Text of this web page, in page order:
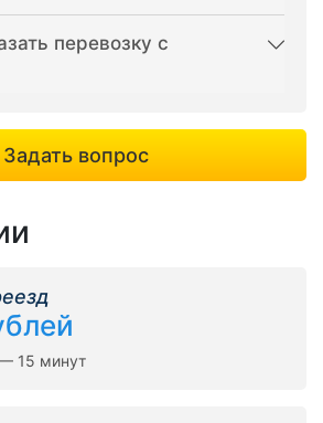
перевозку с
Задать вопрос
15 минут